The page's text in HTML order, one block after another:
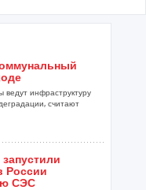
инфраструктуру
считают
России
СЭС